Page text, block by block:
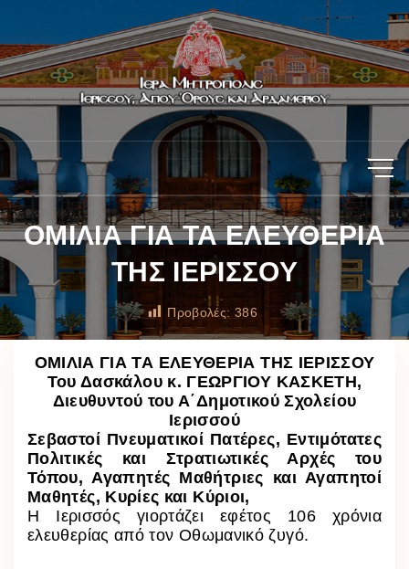
ΟΜΙΛΙΑ ΓΙΑ ΤΑ ΕΛΕΥΘΕΡΙΑ
ΤΗΣ ΙΕΡΙΣΣΟΥ
Προβολές: 386
ΟΜΙΛΙΑ ΓΙΑ ΤΑ ΕΛΕΥΘΕΡΙΑ ΤΗΣ ΙΕΡΙΣΣΟΥ
Του Δασκάλου κ. ΓΕΩΡΓΙΟΥ ΚΑΣΚΕΤΗ,
Διευθυντού του Α΄Δημοτικού Σχολείου
Ιερισσού
Σεβαστοί Πνευματικοί Πατέρες, Εντιμότατες
Πολιτικές και Στρατιωτικές Αρχές του
Τόπου, Αγαπητές Μαθήτριες και Αγαπητοί
Μαθητές, Κυρίες και Κύριοι,
Η Ιερισσός γιορτάζει εφέτος 106 χρόνια
ελευθερίας από τον Οθωμανικό ζυγό.